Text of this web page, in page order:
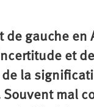
de gauche en
et
la
mal